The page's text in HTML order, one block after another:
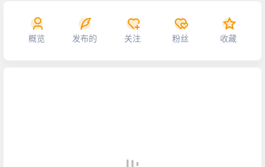
概览 发布的 关注 粉丝 收藏